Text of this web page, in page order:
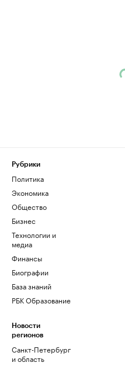
Рубрики
Политика
Экономика
Общество
Бизнес
Технологии и
медиа
Финансы
Биографии
База знаний
РБК Образование
Новости
регионов
Санкт-Петербург
и область